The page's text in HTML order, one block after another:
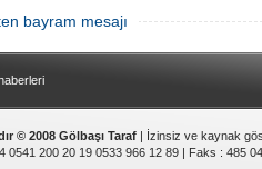
bayram mesajı
© 2008 Gölbaşı Taraf | İzinsiz ve kaynak
0541 200 20 19 0533 966 12 89 | Faks : 485